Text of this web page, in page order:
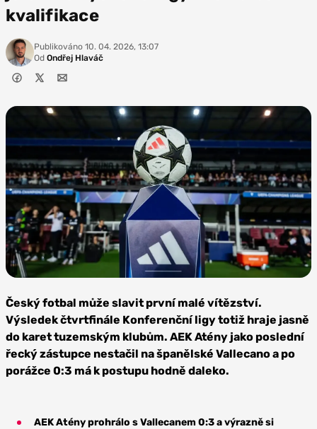
kvalifikace
Publikováno 10. 04. 2026, 13:07
Od Ondřej Hlaváč
Sparta Praha
Český fotbal může slavit první malé vítězství.
Výsledek čtvrtfinále Konferenční ligy totiž hraje jasně
do karet tuzemským klubům. AEK Atény jako poslední
řecký zástupce nestačil na španělské Vallecano a po
porážce 0:3 má k postupu hodně daleko.
AEK Atény prohrálo s Vallecanem 0:3 a výrazně si